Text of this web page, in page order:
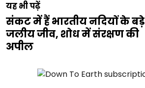
यह भी पढ़ें
संकट में हैं भारतीय नदियों के बड़े
जलीय जीव, शोध में संरक्षण की
अपील